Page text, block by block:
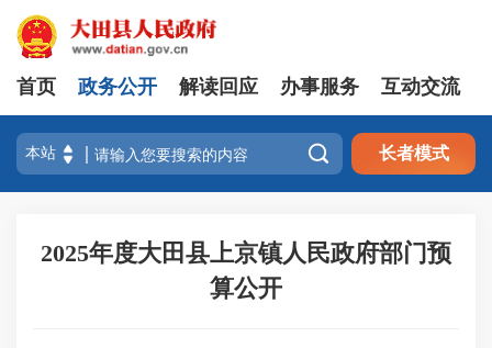
首页 政务公开 解读回应 办事服务 互动交流
 长者模式
2025年度大田县上京镇人民政府部门预
算公开